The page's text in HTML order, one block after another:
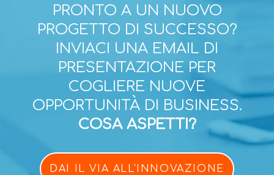
PRONTO A UN NUOVO
PROGETTO DI SUCCESSO?
INVIACI UNA EMAIL DI
PRESENTAZIONE PER
COGLIERE NUOVE
OPPORTUNITÀ DI BUSINESS.
COSA ASPETTI?
DAI IL VIA ALL'INNOVAZIONE